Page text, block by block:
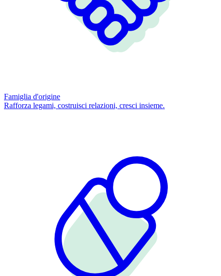
Famiglia d'origine
Rafforza legami, costruisci relazioni, cresci insieme.